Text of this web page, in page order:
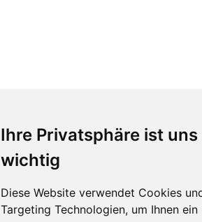
Ihre Privatsphäre ist uns
wichtig
Diese Website verwendet Cookies
Targeting Technologien, um Ihnen ein